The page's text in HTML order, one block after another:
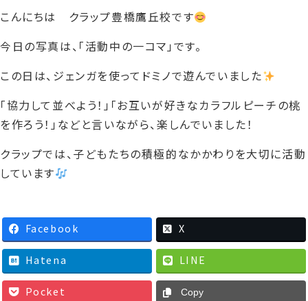
こんにちは クラップ豊橋鷹丘校です
今日の写真は、「活動中の一コマ」です。
この日は、ジェンガを使ってドミノで遊んでいました
「協力して並べよう！」「お互いが好きなカラフルピーチの桃
を作ろう！」などと言いながら、楽しんでいました！
クラップでは、子どもたちの積極的なかかわりを大切に活動
しています
Facebook X
Hatena LINE
Pocket Copy